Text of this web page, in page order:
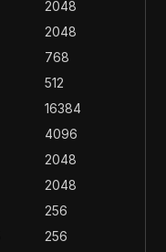
2048
2048
768
512
16384
4096
2048
2048
256
256